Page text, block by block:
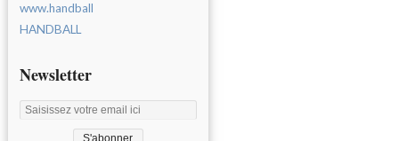
www.handball
HANDBALL
Newsletter